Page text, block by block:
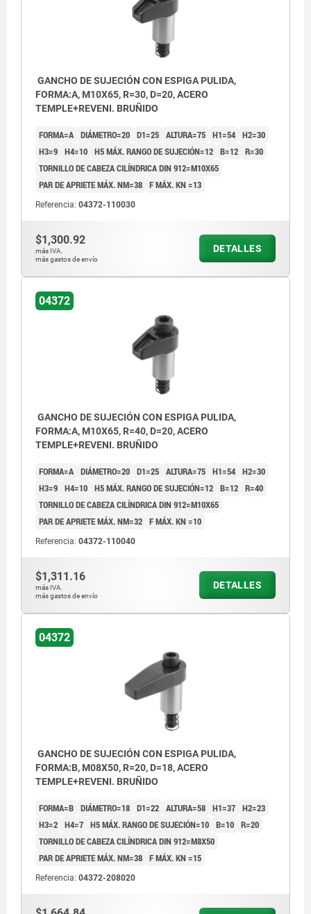
GANCHO DE SUJECIÓN CON ESPIGA PULIDA,
FORMA:A, M10X65, R=30, D=20, ACERO
TEMPLE+REVENI. BRUÑIDO
FORMA=A DIÁMETRO=20 D1=25 ALTURA=75 H1=54 H2=30
H3=9 H4=10 H5 MÁX. RANGO DE SUJECIÓN=12 B=12 R=30
TORNILLO DE CABEZA CILÍNDRICA DIN 912=M10X65
PAR DE APRIETE MÁX. NM=38 F MÁX. KN =13
Referencia: 04372-110030
$1,300.92
más IVA.
más gastos de envío
DETALLES
04372
GANCHO DE SUJECIÓN CON ESPIGA PULIDA,
FORMA:A, M10X65, R=40, D=20, ACERO
TEMPLE+REVENI. BRUÑIDO
FORMA=A DIÁMETRO=20 D1=25 ALTURA=75 H1=54 H2=30
H3=9 H4=10 H5 MÁX. RANGO DE SUJECIÓN=12 B=12 R=40
TORNILLO DE CABEZA CILÍNDRICA DIN 912=M10X65
PAR DE APRIETE MÁX. NM=32 F MÁX. KN =10
Referencia: 04372-110040
$1,311.16
más IVA.
más gastos de envío
DETALLES
04372
GANCHO DE SUJECIÓN CON ESPIGA PULIDA,
FORMA:B, M08X50, R=20, D=18, ACERO
TEMPLE+REVENI. BRUÑIDO
FORMA=B DIÁMETRO=18 D1=22 ALTURA=58 H1=37 H2=23
H3=2 H4=7 H5 MÁX. RANGO DE SUJECIÓN=10 B=10 R=20
TORNILLO DE CABEZA CILÍNDRICA DIN 912=M8X50
PAR DE APRIETE MÁX. NM=38 F MÁX. KN =15
Referencia: 04372-208020